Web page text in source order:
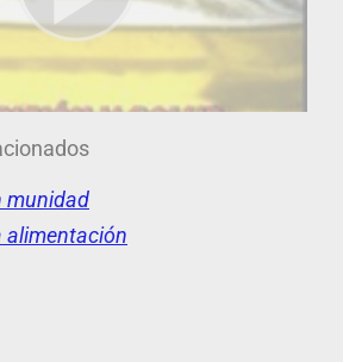
munidad
alimentación